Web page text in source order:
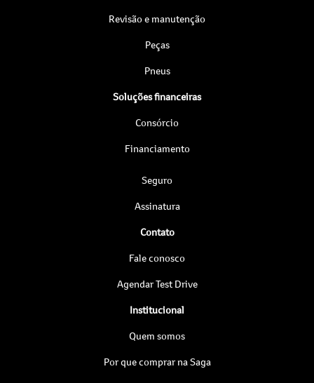
Revisão e manutenção
Peças
Pneus
Soluções financeiras
Consórcio
Financiamento
Seguro
Assinatura
Contato
Fale conosco
Agendar Test Drive
Institucional
Quem somos
Por que comprar na Saga